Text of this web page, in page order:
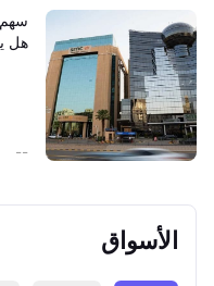
الأسواق
هل يبدأ
--